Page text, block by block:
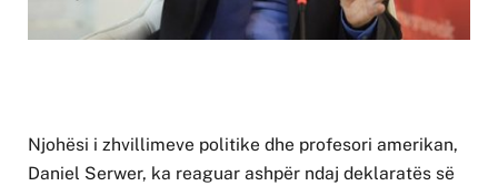
Njohësi i zhvillimeve politike dhe profesori amerikan,
Daniel Serwer, ka reaguar ashpër ndaj deklaratës së